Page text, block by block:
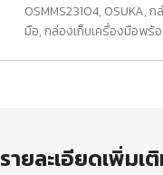
OSMMS23104, OSUKA,ก
มือ,กล่องเก็บเครื่องมือพร้
รายละเอียดเพิ่มเ